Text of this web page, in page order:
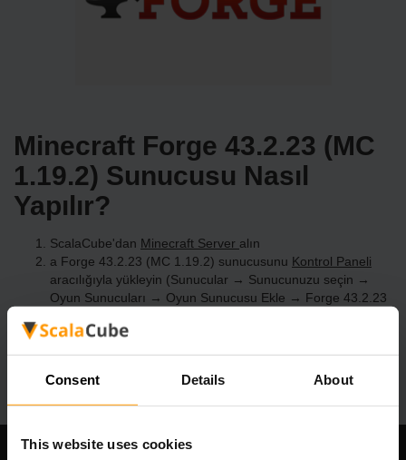
Consent Details About
This website uses cookies
Minecraft Forge 43.2.23 (MC
1.19.2) Sunucusu Nasıl
Yapılır?
ScalaCube'dan Minecraft Server alın
a Forge 43.2.23 (MC 1.19.2) sunucusunu Kontrol Paneli
aracılığıyla yükleyin (Sunucular → Sunucunuzu seçin →
Oyun Sunucuları → Oyun Sunucusu Ekle → Forge 43.2.23
Sunucuda oynamanın tadını çıkarın!